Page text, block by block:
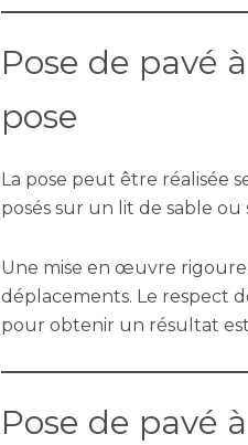
Pose de pavé
pose
La pose peut être réalisée
posés sur un lit de sable
Une mise en œuvre
déplacements. Le respect
pour obtenir un résultat
Pose de pavé